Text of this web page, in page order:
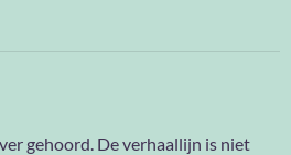
gehoord. De verhaallijn is niet